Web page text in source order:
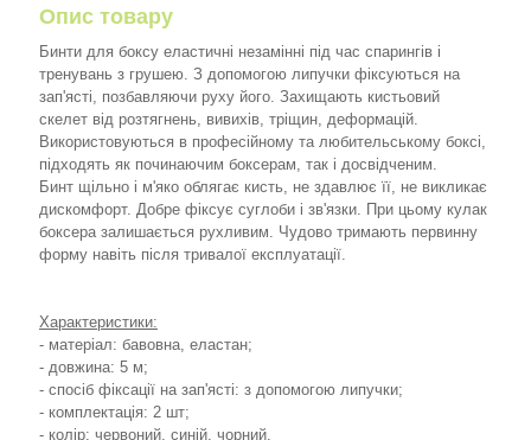
Опис товару
Бинти для боксу еластичні незамінні під час спарингів і
тренувань з грушею. З допомогою липучки фіксуються на
зап'ясті, позбавляючи руху його. Захищають кистьовий
скелет від розтягнень, вивихів, тріщин, деформацій.
Використовуються в професійному та любительському боксі,
підходять як починаючим боксерам, так і досвідченим.
Бинт щільно і м'яко облягає кисть, не здавлює її, не викликає
дискомфорт. Добре фіксує суглоби і зв'язки. При цьому кулак
боксера залишається рухливим. Чудово тримають первинну
форму навіть після тривалої експлуатації.
Характеристики:
- матеріал: бавовна, еластан;
- довжина: 5 м;
- спосіб фіксації на зап'ясті: з допомогою липучки;
- комплектація: 2 шт;
- колір: червоний, синій, чорний.